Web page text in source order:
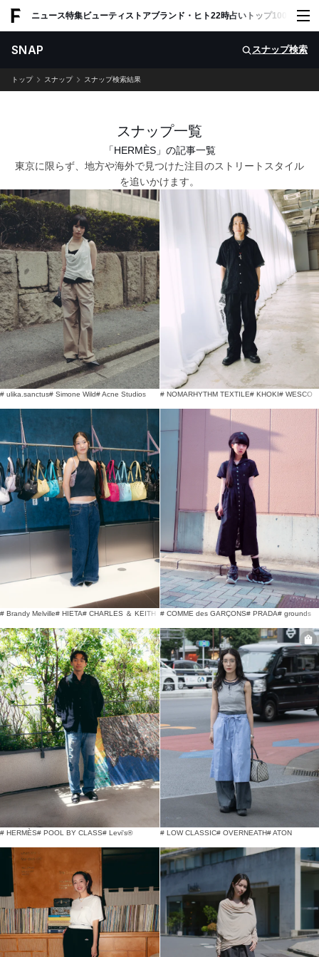
ニュース特集ビューティ ストアブランド・ヒト22時占い トップ100 スナッ
SNAP スナップ検索
トップ スナップ スナップ検索結果
スナップ一覧
「HERMÈS」の記事一覧
東京に限らず、地方や海外で見つけた注目のストリートスタイル
を追いかけます。
# ulika.sanctus# Simone Wild# Acne Studios # NOMARHYTHM TEXTILE# KHOKI# WESCO
# Brandy Melville# HIETA# CHARLES ＆ KEITH # COMME des GARÇONS# PRADA# grounds
# HERMÈS# POOL BY CLASS# Levi's® # LOW CLASSIC# OVERNEATH# ATON